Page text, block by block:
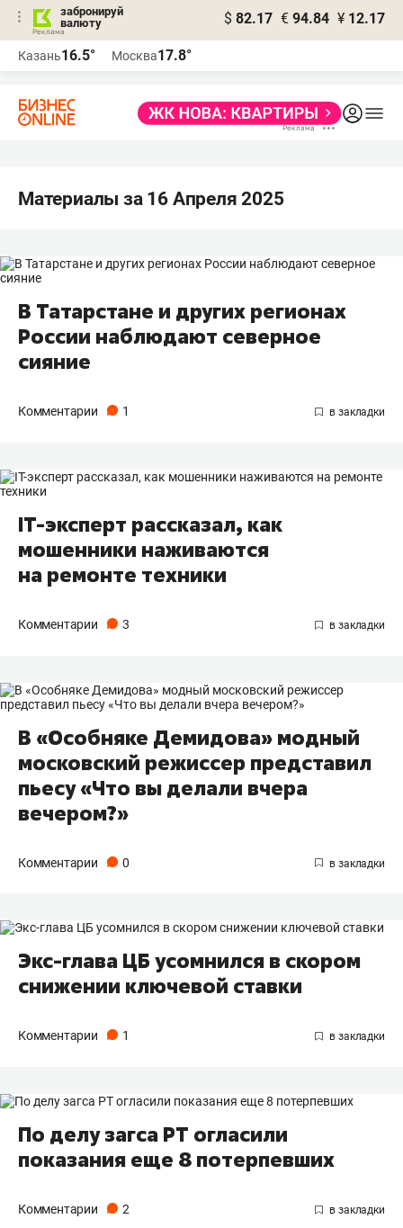
забронируй
валюту
$ 82.17 € 94.84 ¥ 12.17
Казань16.5° Москва17.8°
Материалы за 16 Апреля 2025
В Татарстане и других регионах
России наблюдают северное
сияние
Комментарии 1
IT-эксперт рассказал, как
мошенники наживаются
на ремонте техники
Комментарии 3
В «Особняке Демидова» модный
московский режиссер представил
пьесу «Что вы делали вчера
вечером?»
Комментарии 0
Экс-глава ЦБ усомнился в скором
снижении ключевой ставки
Комментарии 1
По делу загса РТ огласили
показания еще 8 потерпевших
Комментарии 2